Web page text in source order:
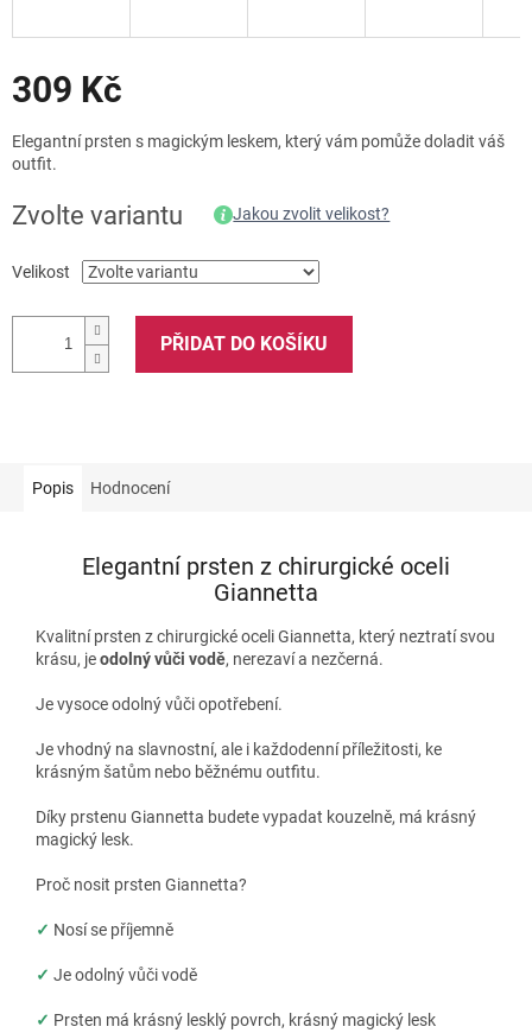
309 Kč
cena:
Elegantní prsten s magickým leskem, který vám pomůže doladit váš
outfit.
Zvolte variantu Jakou zvolit velikost?
Velikost
PŘIDAT DO KOŠÍKU
Popis Hodnocení
Elegantní prsten z chirurgické oceli
Giannetta
Kvalitní prsten z chirurgické oceli Giannetta, který neztratí svou
krásu, jeodolný vůči vodě, nerezaví a nezčerná.
Je vysoce odolný vůči opotřebení.
Je vhodný na slavnostní, ale i každodenní příležitosti, ke
krásným šatům nebo běžnému outfitu.
Díky prstenu Giannetta budete vypadat kouzelně, má krásný
magický lesk.
Proč nosit prsten Giannetta?
✓ Nosí se příjemně
✓ Je odolný vůči vodě
✓ Prsten má krásný lesklý povrch, krásný magický lesk